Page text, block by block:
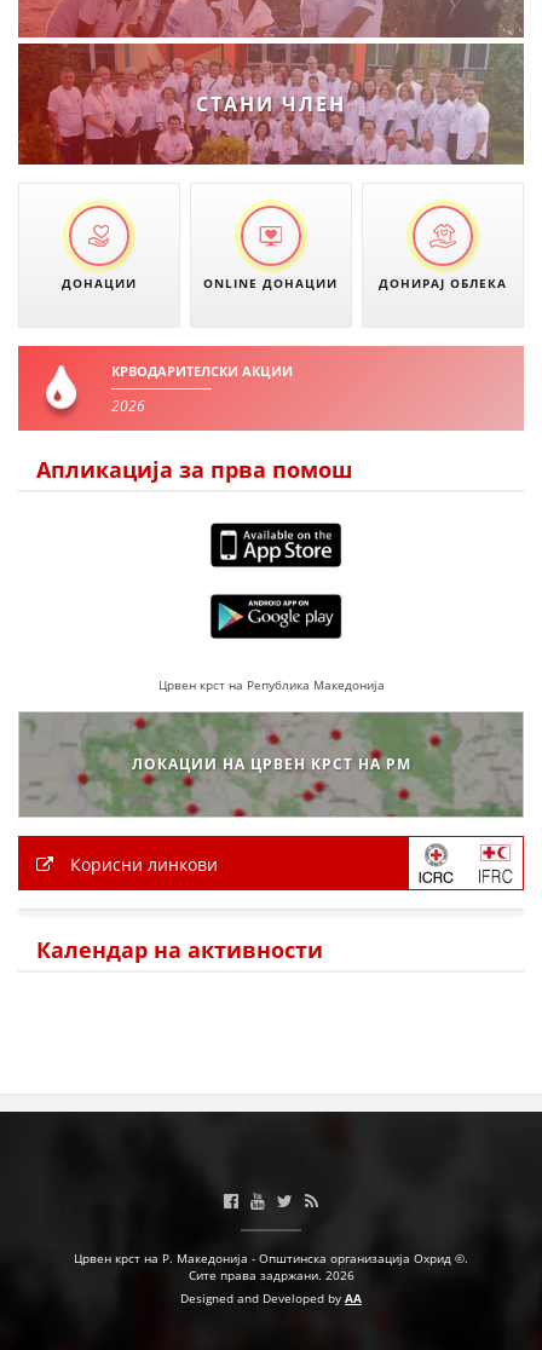
МЕНАЏМЕНТ НА ВОЛОНТЕРИ
ЗА НАС
СТРАТЕГИИ
ЕДУКАТИВНО ИНФОРМАТИВНИ МАТЕРИЈАЛИ
БРОШУРИ
ПРЕЗЕНТАЦИИ
СТАНИ ЧЛЕН
ДОНАЦИИ ONLINE ДОНАЦИИ ДОНИРАЈ ОБЛЕКА
КРВОДАРИТЕЛСКИ АКЦИИ
2026
Апликација за прва помош
Црвен крст на Република Македонија
ЛОКАЦИИ НА ЦРВЕН КРСТ НА РМ
Корисни линкови
Календар на активности
Црвен крст на Р. Македонија - Општинска организација Охрид ©.
Сите права задржани. 2026
Designed and Developed by AA